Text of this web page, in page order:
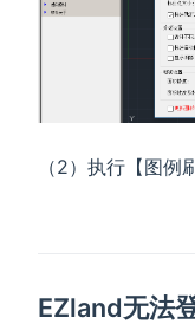
（2）执行【图例
EZland无法